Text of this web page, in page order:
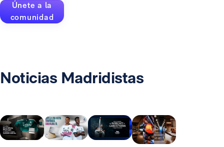
Únete a la
comunidad
Noticias Madridistas